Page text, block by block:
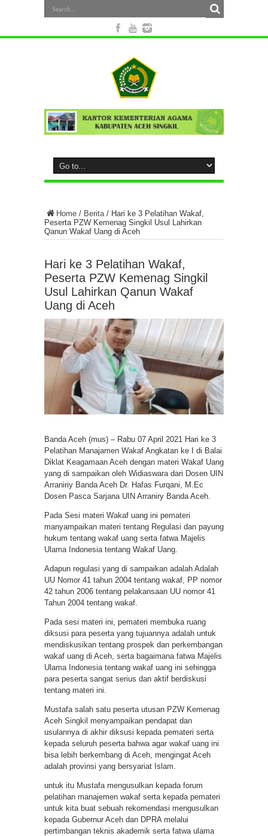
Home / Berita / Hari ke 3 Pelatihan Wakaf,
Peserta PZW Kemenag Singkil Usul Lahirkan
Qanun Wakaf Uang di Aceh
Hari ke 3 Pelatihan Wakaf,
Peserta PZW Kemenag Singkil
Usul Lahirkan Qanun Wakaf
Uang di Aceh
Banda Aceh (mus) – Rabu 07 April 2021 Hari ke 3
Pelatihan Manajamen Wakaf Angkatan ke I di Balai
Diklat Keagamaan Aceh dengan materi Wakaf Uang
yang di sampaikan oleh Widiaswara dari Dosen UIN
Arraniriy Banda Aceh Dr. Hafas Furqani, M.Ec
Dosen Pasca Sarjana UIN Arraniry Banda Aceh.
Pada Sesi materi Wakaf uang ini pemateri
manyampaikan materi tentang Regulasi dan payung
hukum tentang wakaf uang serta fatwa Majelis
Ulama Indonesia tentang Wakaf Uang.
Adapun regulasi yang di sampaikan adalah Adalah
UU Nomor 41 tahun 2004 tentang wakaf, PP nomor
42 tahun 2006 tentang pelakansaan UU nomor 41
Tahun 2004 tentang wakaf.
Pada sesi materi ini, pemateri membuka ruang
diksusi para peserta yang tujuannya adalah untuk
mendiskusikan tentang prospek dan perkembangan
wakaf uang di Aceh, serta bagaimana fatwa Majelis
Ulama Indonesia tentang wakaf uang ini sehingga
para peserta sangat serius dan aktif berdiskusi
tentang materi ini.
Mustafa salah satu peserta utusan PZW Kemenag
Aceh Singkil menyampaikan pendapat dan
usulannya di akhir diksusi kepada pemateri serta
kepada seluruh peserta bahwa agar wakaf uang ini
bisa lebih berkembang di Aceh, mengingat Aceh
adalah provinsi yang bersyariat Islam.
untuk itu Mustafa mengusulkan kepada forum
pelatihan manajemen wakaf serta kepada pemateri
untuk kita buat sebuah rekomendasi mengusulkan
kepada Gubernur Aceh dan DPRA melalui
pertimbangan teknis akademik serta fatwa ulama